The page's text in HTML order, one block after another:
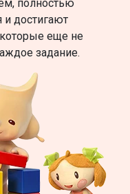
полностью
и достигают
которые еще не
задание.